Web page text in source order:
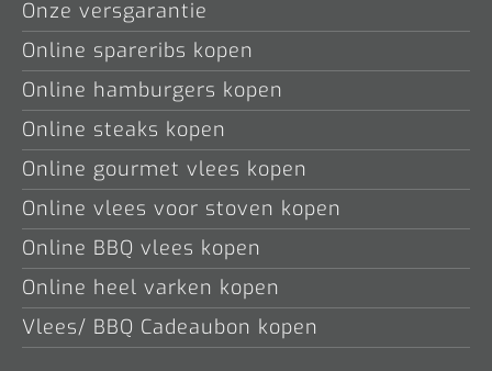
Onze versgarantie
Online spareribs kopen
Online hamburgers kopen
Online steaks kopen
Online gourmet vlees kopen
Online vlees voor stoven kopen
Online BBQ vlees kopen
Online heel varken kopen
Vlees/ BBQ Cadeaubon kopen